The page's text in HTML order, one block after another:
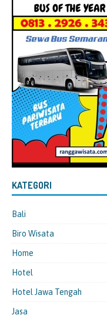
KATEGORI
Bali
Biro Wisata
Home
Hotel
Hotel Jawa Tengah
Jasa